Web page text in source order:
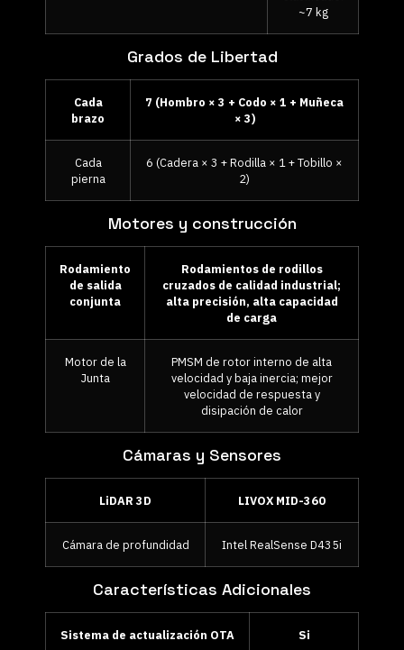
~7 kg
Grados de Libertad
Cada
brazo
7 (Hombro × 3 + Codo × 1 + Muñeca
× 3)
Cada
pierna
6 (Cadera × 3 + Rodilla × 1 + Tobillo ×
2)
Motores y construcción
Rodamiento
de salida
conjunta
Rodamientos de rodillos
cruzados de calidad industrial;
alta precisión, alta capacidad
de carga
Motor de la
Junta
PMSM de rotor interno de alta
velocidad y baja inercia; mejor
velocidad de respuesta y
disipación de calor
Cámaras y Sensores
LiDAR 3D LIVOX MID-360
Cámara de profundidad Intel RealSense D435i
Características Adicionales
Sistema de actualización OTA Si